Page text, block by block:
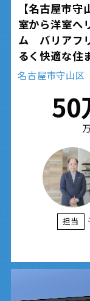
【名古屋市守
室から洋室へ
ム バリアフ
るく快適な住
名古屋市守山区
50
担当